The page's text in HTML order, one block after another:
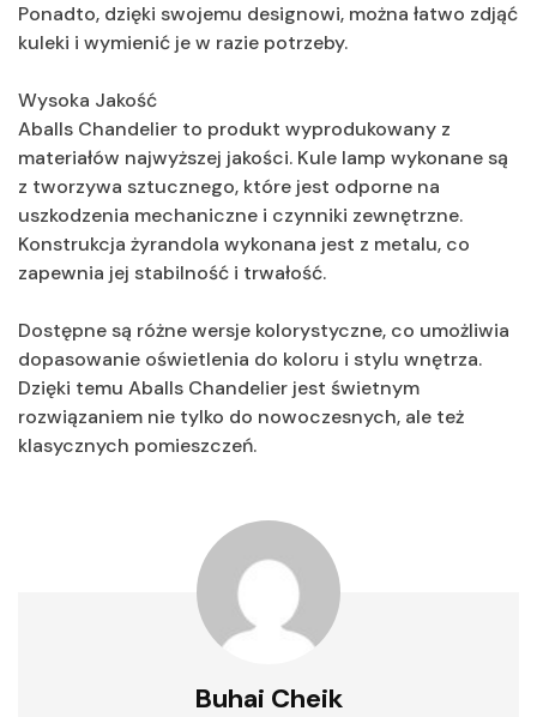
Ponadto, dzięki swojemu designowi, można łatwo zdjąć
kuleki i wymienić je w razie potrzeby.
Wysoka Jakość
Aballs Chandelier to produkt wyprodukowany z
materiałów najwyższej jakości. Kule lamp wykonane są
z tworzywa sztucznego, które jest odporne na
uszkodzenia mechaniczne i czynniki zewnętrzne.
Konstrukcja żyrandola wykonana jest z metalu, co
zapewnia jej stabilność i trwałość.
Dostępne są różne wersje kolorystyczne, co umożliwia
dopasowanie oświetlenia do koloru i stylu wnętrza.
Dzięki temu Aballs Chandelier jest świetnym
rozwiązaniem nie tylko do nowoczesnych, ale też
klasycznych pomieszczeń.
Buhai Cheik